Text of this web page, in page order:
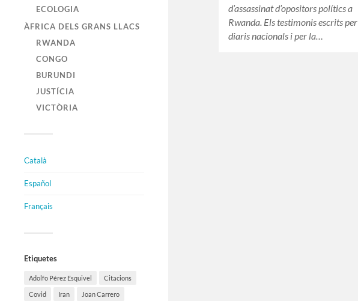
ECOLOGIA
ÀFRICA DELS GRANS LLACS
RWANDA
CONGO
BURUNDI
JUSTÍCIA
VICTÒRIA
Català
Español
Français
Etiquetes
Adolfo Pérez Esquivel Citacions
Covid Iran Joan Carrero
d’assassinat d’opositors polítics a
Rwanda. Els testimonis escrits per
diaris nacionals i per la…